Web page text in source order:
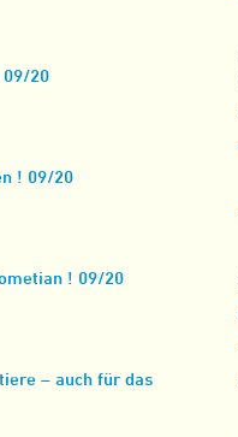
09/20
! 09/20
! 09/20
– auch für das